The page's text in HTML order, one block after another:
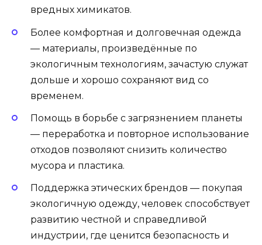
вредных химикатов.
Более комфортная и долговечная одежда
— материалы, произведённые по
экологичным технологиям, зачастую служат
дольше и хорошо сохраняют вид со
временем.
Помощь в борьбе с загрязнением планеты
— переработка и повторное использование
отходов позволяют снизить количество
мусора и пластика.
Поддержка этических брендов — покупая
экологичную одежду, человек способствует
развитию честной и справедливой
индустрии, где ценится безопасность и